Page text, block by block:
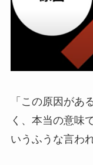
「この原因があ
く、本当の意味
いうふうな言わ